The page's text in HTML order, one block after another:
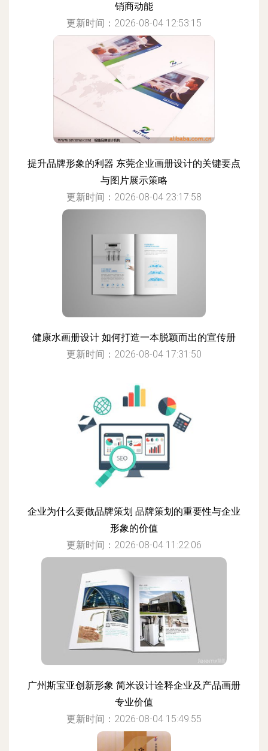
销商动能
更新时间：2026-08-04 12:53:15
提升品牌形象的利器 东莞企业画册设计的关键要点
与图片展示策略
更新时间：2026-08-04 23:17:58
健康水画册设计 如何打造一本脱颖而出的宣传册
更新时间：2026-08-04 17:31:50
企业为什么要做品牌策划 品牌策划的重要性与企业
形象的价值
更新时间：2026-08-04 11:22:06
广州斯宝亚创新形象 简米设计诠释企业及产品画册
专业价值
更新时间：2026-08-04 15:49:55